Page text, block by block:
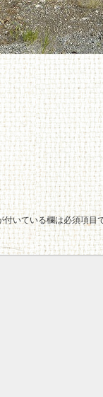
付いている欄は必須項目